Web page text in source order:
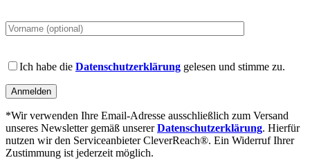
leave
empty.
leave
field
Ich habe die Datenschutzerklärung gelesen und stimme zu.
*Wir verwenden Ihre Email-Adresse ausschließlich zum Versand
unseres Newsletter gemäß unsererDatenschutzerklärung. Hierfür
nutzen wir den Serviceanbieter CleverReach®. Ein Widerruf Ihrer
Zustimmung ist jederzeit möglich.